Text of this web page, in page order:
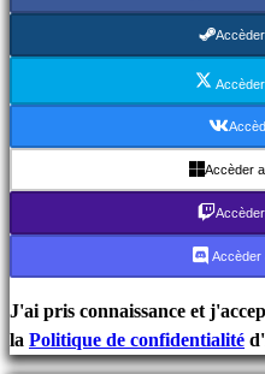
d'Aventure
Jeux
de
de
Tir
Accèder
Accèder
J'ai pris connaissance et
la Politique de confidentialité